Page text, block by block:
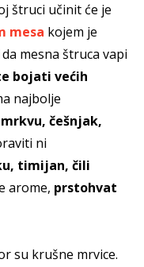
štruci učinit će je
mesa kojem je
mesna štruca vapi
bojati većih
najbolje
češnjak,
ni
timijan, čili
arome, prstohvat
su krušne mrvice.